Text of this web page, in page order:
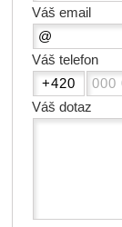
Váš email
Váš telefon
Váš dotaz